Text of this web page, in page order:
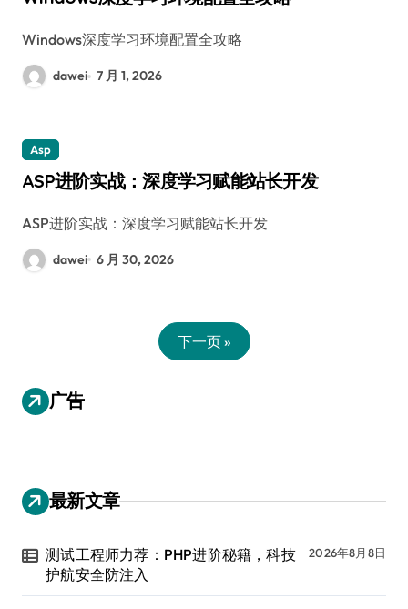
Windows深度学习环境配置全攻略
dawei 7 月 1, 2026
Asp
ASP进阶实战：深度学习赋能站长开发
ASP进阶实战：深度学习赋能站长开发
dawei 6 月 30, 2026
下一页 »
广告
最新文章
测试工程师力荐：PHP进阶秘籍，科技
护航安全防注入
2026年8月8日